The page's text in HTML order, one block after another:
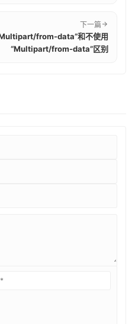
下一篇
from-data”和不使用
“Multipart/from-data”区别